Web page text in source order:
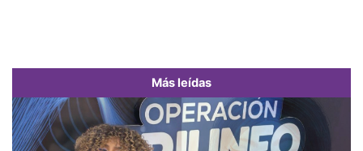
Más leídas